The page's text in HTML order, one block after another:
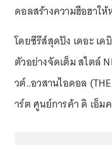
ดอลสร้างความฮือฮาใ
โดยซีรีส์สุดปัง เดอะ เด
ตัวอย่างจัดเต็ม สไตล์
วต์..อวสานไอดอล
าร์ต ศูนย์การค้า ดิ เอ็ม